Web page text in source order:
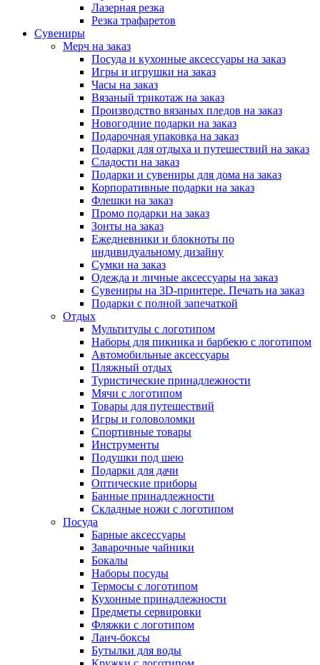
Лазерная резка
Резка трафаретов
Сувениры
Мерч на заказ
Посуда и кухонные аксессуары на заказ
Игры и игрушки на заказ
Часы на заказ
Вязаный трикотаж на заказ
Производство вязаных пледов на заказ
Новогодние подарки на заказ
Подарочная упаковка на заказ
Подарки для отдыха и путешествий на заказ
Сладости на заказ
Подарки и сувениры для дома на заказ
Корпоративные подарки на заказ
Флешки на заказ
Промо подарки на заказ
Зонты на заказ
Ежедневники и блокноты по
индивидуальному дизайну
Сумки на заказ
Одежда и личные аксессуары на заказ
Сувениры на 3D-принтере. Печать на заказ
Подарки с полной запечаткой
Отдых
Мультитулы с логотипом
Наборы для пикника и барбекю с логотипом
Автомобильные аксессуары
Пляжный отдых
Туристические принадлежности
Мячи с логотипом
Товары для путешествий
Игры и головоломки
Спортивные товары
Инструменты
Подушки под шею
Подарки для дачи
Оптические приборы
Банные принадлежности
Складные ножи с логотипом
Посуда
Барные аксессуары
Заварочные чайники
Бокалы
Наборы посуды
Термосы с логотипом
Кухонные принадлежности
Предметы сервировки
Фляжки с логотипом
Ланч-боксы
Бутылки для воды